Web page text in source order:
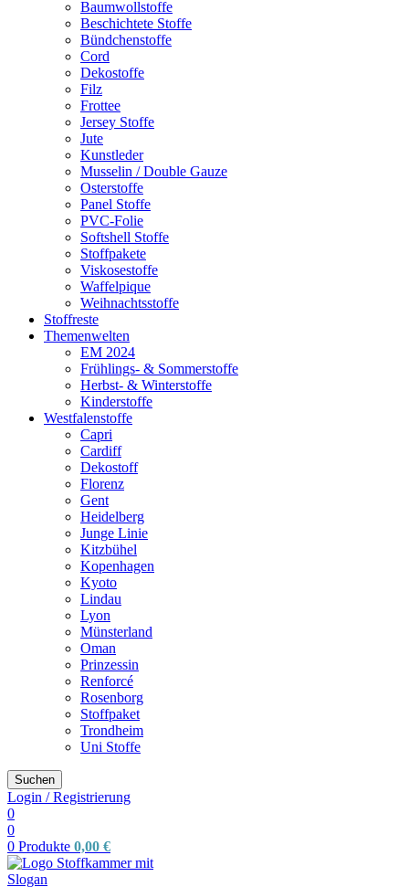
Baumwollstoffe
Beschichtete Stoffe
Bündchenstoffe
Cord
Dekostoffe
Filz
Frottee
Jersey Stoffe
Jute
Kunstleder
Musselin / Double Gauze
Osterstoffe
Panel Stoffe
PVC-Folie
Softshell Stoffe
Stoffpakete
Viskosestoffe
Waffelpique
Weihnachtsstoffe
Stoffreste
Themenwelten
EM 2024
Frühlings- & Sommerstoffe
Herbst- & Winterstoffe
Kinderstoffe
Westfalenstoffe
Capri
Cardiff
Dekostoff
Florenz
Gent
Heidelberg
Junge Linie
Kitzbühel
Kopenhagen
Kyoto
Lindau
Lyon
Münsterland
Oman
Prinzessin
Renforcé
Rosenborg
Stoffpaket
Trondheim
Uni Stoffe
Suchen
Login / Registrierung
0
0
0 Produkte 0,00 €